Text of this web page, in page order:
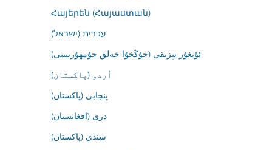
Հայերեն (Հայաստան)
עברית (ישראל)
ئۇيغۇر يېزىقى (جۇڭخۇا خەلق جۇمھۇرىيىتى)
اُردو (پاکستان)
پنجابی (پاکستان)
درى (افغانستان)
سنڌي (پاکستان)